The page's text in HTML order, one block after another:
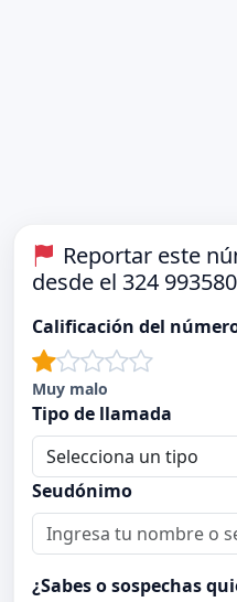
Reportar este
desde el 324
Calificación del
Muy malo
Tipo de llamada
Seudónimo
¿Sabes o sospechas